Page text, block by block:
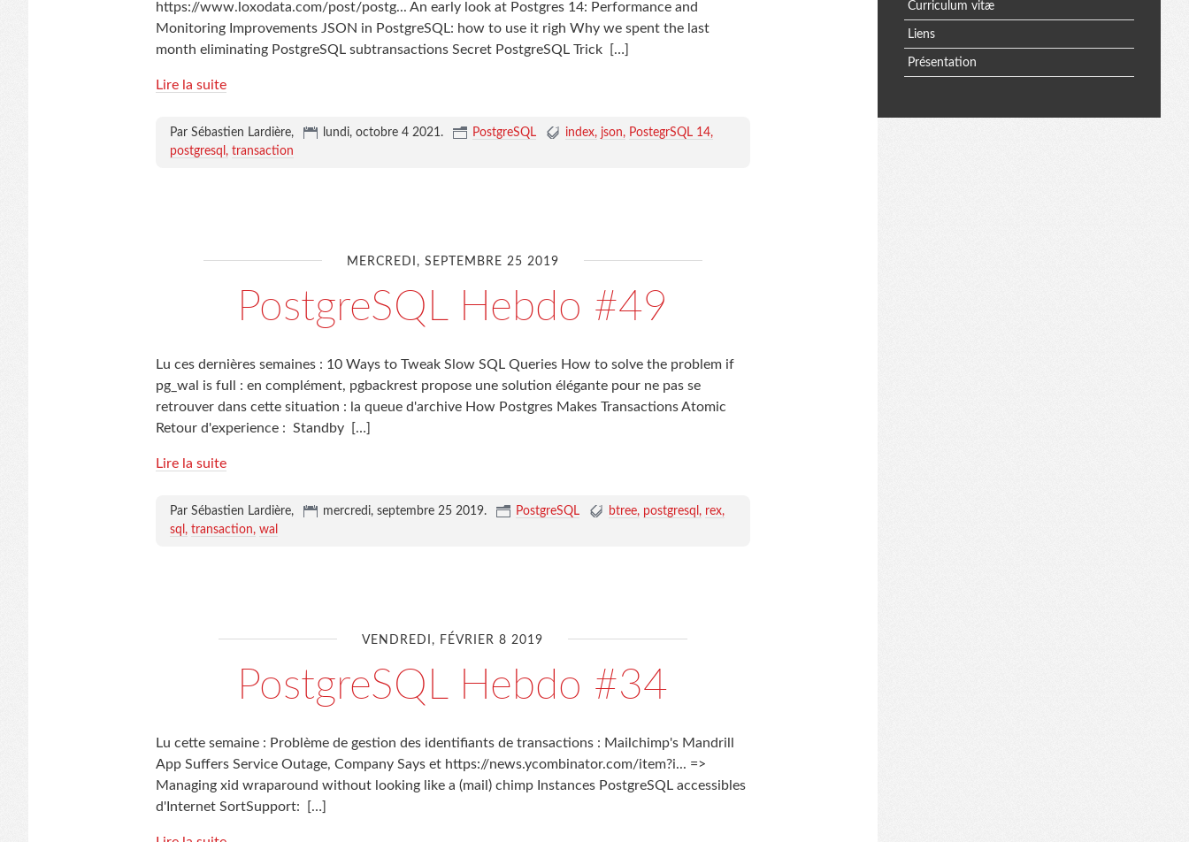
https://www.loxodata.com/post/postg... An early look at Postgres 14: Performance and
Monitoring Improvements JSON in PostgreSQL: how to use it righ Why we spent the last
month eliminating PostgreSQL subtransactions Secret PostgreSQL Trick
[…]
Lire la suite
Par Sébastien Lardière, lundi, octobre 4 2021. PostgreSQL index json
PostegrSQL 14
postgresql
transaction
MERCREDI, SEPTEMBRE 25 2019
PostgreSQL Hebdo #49
Lu ces dernières semaines : 10 Ways to Tweak Slow SQL Queries How to solve the problem if
pg_wal is full : en complément, pgbackrest propose une solution élégante pour ne pas se
retrouver dans cette situation : la queue d'archive How Postgres Makes Transactions Atomic
Retour d'experience : Standby
[…]
Lire la suite
Par Sébastien Lardière, mercredi, septembre 25 2019. PostgreSQL btree postgresql
rex
sql
transaction wal
VENDREDI, FÉVRIER 8 2019
PostgreSQL Hebdo #34
Lu cette semaine : Problème de gestion des identifiants de transactions : Mailchimp's Mandrill
App Suffers Service Outage, Company Says et https://news.ycombinator.com/item?i... =>
Managing xid wraparound without looking like a (mail) chimp Instances PostgreSQL accessibles
d'Internet SortSupport:
[…]
Curriculum vitæ
Liens
Présentation